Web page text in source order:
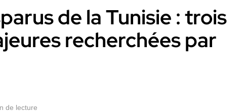
de la Tunisie : trois
recherchées par
de lecture